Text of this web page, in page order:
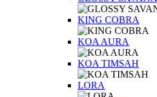
KING COBRA
KOA AURA
KOA TIMSAH
LORA